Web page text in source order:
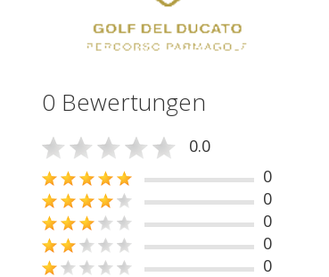
0 Bewertungen
0.0
0
0
0
0
0